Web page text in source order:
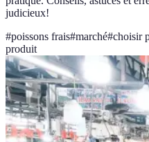
judicieux!
#poissons frais#marché#choisir
produit